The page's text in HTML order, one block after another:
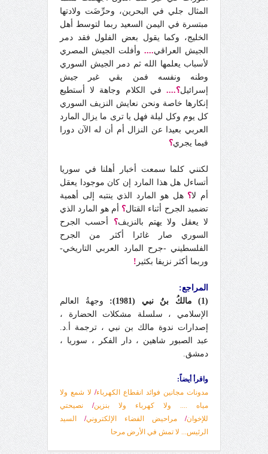
المثال جلي في البحرين، وحرِّضَت ولادتها
مبتسرة في اليمن السعيد ربما لتوسط أهل
الخليج، وكما يقول بعض الفلول فقد دمر
الجيش العراقي.... وأفلت الجيش المصري
لأسباب يعلمها الله ثم دمر الجيش السوري
وطنه ونفسه فمن بقي غير جيش
إسرائيل؟.... في الكلام وجاهة لا أستطيع
إنكارها خاصة ونحن نعايش النزيف السوري
كل يوم وكل ليلة فهل يا ترى ما يزال المارد
العربي بعيدا عن النزال أم أن له الآن دورا
فيما يجري؟
لكنني كلما سمعت أخبار أهلنا في سوريا
أتساءل هل هذا المارد إن كان موجودا يعقل
أم لا؟ هل هو المارد الذي ينتبه إلى أهمية
تضميد الجرح أثناء القتال؟ أم هو المارد الذي
لا يعقل ولا يهتم بالنزيف؟ أحسب الجرح
السوري صار غائرا أكثر من الجرح
الفلسطيني -جرح المارد العربي التاريخي-
وربما أكثر نزيفا بكثير !
المراجع:
(1) مالكُ بنُ نبي (1981):
وجهةُ العالم
الإسلامي ، سلسلة مشكلات الحضارة ،
إصدارات ندوة مالك بن نبي ، ترجمة أ.د.
عبد الصبور شاهين ، دار الفكر ، سوريا ،
دمشق.
واقرأ أيضاً:
مدونات مجانين فوائد انقطاع الكهرباء/ لا شمع ولا
مياه .... ولا كهرباء ولا بنزين/
نصيحتي
للإخوان/ مراحيض الفضاء الإلكتروني/
السيد
الرئيس... لا تمش في الأرض مرحا